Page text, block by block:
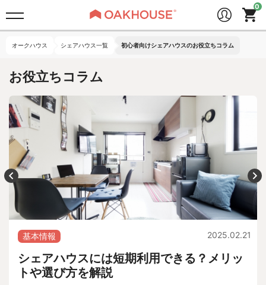
オークハウス シェアハウス一覧 初心者向けシェアハウスのお役立ちコラム
お役立ちコラム
基本情報 2025.02.21
シェアハウスには短期利用できる？メリッ
トや選び方を解説